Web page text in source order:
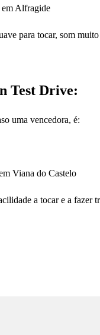
em Alfragide
para tocar, som
Test Drive:
uma vencedora, é:
Viana do Castelo
a tocar e a fazer